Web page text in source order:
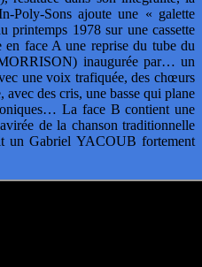
Poly-Sons ajoute une « galette
printemps 1978 sur une cassette
face A une reprise du tube du
inaugurée par… un
une voix trafiquée, des chœurs
avec des cris, une basse qui plane
La face B contient une
de la chanson traditionnelle
un Gabriel YACOUB fortement